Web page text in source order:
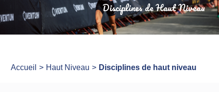
Disciplines de Haut Niveau
Accueil Haut Niveau Disciplines de haut niveau